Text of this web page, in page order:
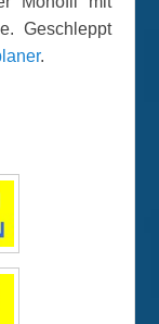
Geschleppt
.